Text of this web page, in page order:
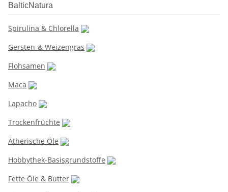
BalticNatura
Spirulina & Chlorella
Gersten-& Weizengras
Flohsamen
Maca
Lapacho
Trockenfrüchte
Ätherische Öle
Hobbythek-Basisgrundstoffe
Fette Öle & Butter